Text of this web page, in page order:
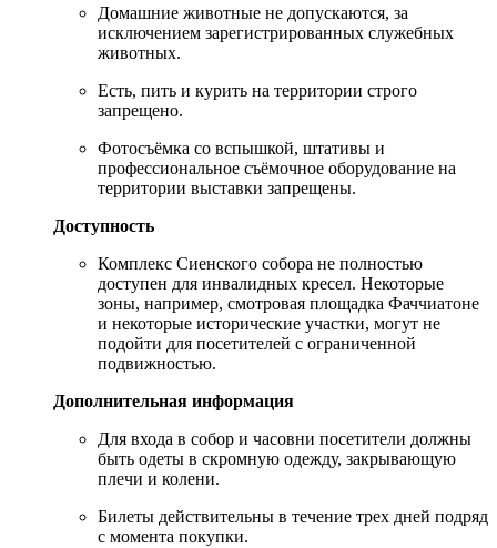
Домашние животные не допускаются, за
исключением зарегистрированных служебных
животных.
Есть, пить и курить на территории строго
запрещено.
Фотосъёмка со вспышкой, штативы и
профессиональное съёмочное оборудование на
территории выставки запрещены.
Доступность
Комплекс Сиенского собора не полностью
доступен для инвалидных кресел. Некоторые
зоны, например, смотровая площадка Фаччиатоне
и некоторые исторические участки, могут не
подойти для посетителей с ограниченной
подвижностью.
Дополнительная информация
Для входа в собор и часовни посетители должны
быть одеты в скромную одежду, закрывающую
плечи и колени.
Билеты действительны в течение трех дней подряд
с момента покупки.